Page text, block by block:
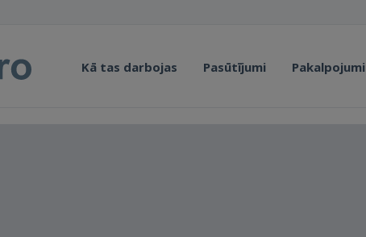
Kā tas darbojas Pasūtījumi Pakalpojumi